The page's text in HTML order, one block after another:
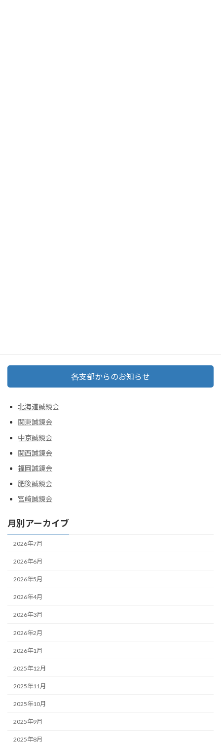
各支部からのお知らせ
北海道誠鏡会
関東誠鏡会
中京誠鏡会
関西誠鏡会
福岡誠鏡会
肥後誠鏡会
宮﨑誠鏡会
月別アーカイブ
2026年7月
2026年6月
2026年5月
2026年4月
2026年3月
2026年2月
2026年1月
2025年12月
2025年11月
2025年10月
2025年9月
2025年8月